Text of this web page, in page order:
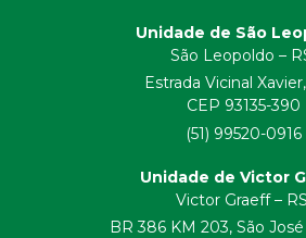
Unidade de São
São Leopoldo –
Estrada Vicinal
CEP 93135-390
(51) 99520-0916
Unidade de Victor
Victor Graeff –
BR 386 KM 203, São José